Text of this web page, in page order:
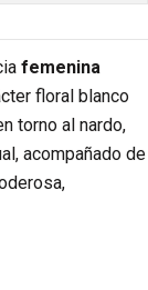
femenina
floral blanco
torno al nardo,
acompañado de